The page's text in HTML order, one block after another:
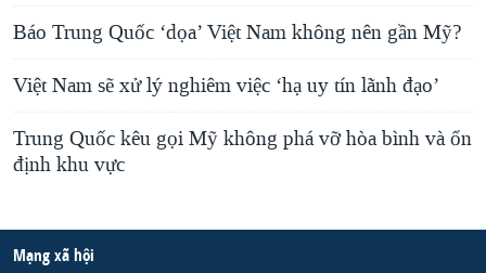
Báo Trung Quốc ‘dọa’ Việt Nam không nên gần Mỹ?
Việt Nam sẽ xử lý nghiêm việc ‘hạ uy tín lãnh đạo’
Trung Quốc kêu gọi Mỹ không phá vỡ hòa bình và ổn
định khu vực
Mạng xã hội